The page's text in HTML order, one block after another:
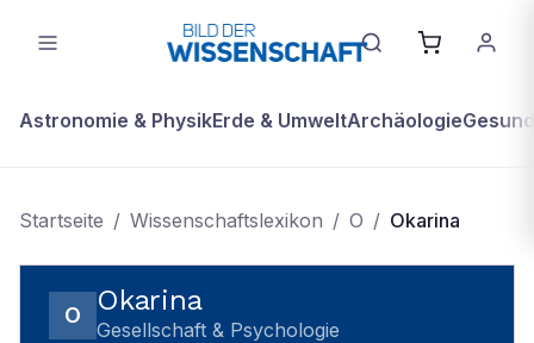
Astronomie & PhysikErde & UmweltArchäologie
Startseite / Wissenschaftslexikon / O / Okarina
O Okarina
Gesellschaft & Psychologie